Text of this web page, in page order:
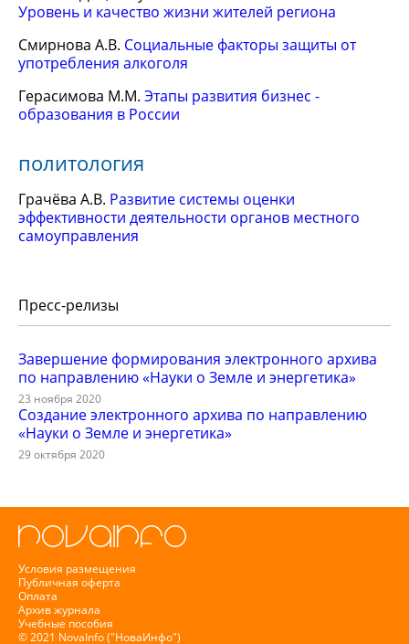
Уровень и качество жизни жителей региона
Смирнова А.В. Социальные факторы защиты от
употребления алкоголя
Герасимова М.М. Этапы развития бизнес -
образования в России
политология
Грачёва А.В. Развитие системы оценки
эффективности деятельности органов местного
самоуправления
Пресс-релизы
Завершение формирования электронного архива
по направлению «Науки о Земле и энергетика»
23 ноября 2020
Создание электронного архива по направлению
«Науки о Земле и энергетика»
29 октября 2020
Условия размещения
Публичная оферта
Оплата
Архив журнала
Учебные пособия
© 2021 NovaInfo ("НоваИнфо")